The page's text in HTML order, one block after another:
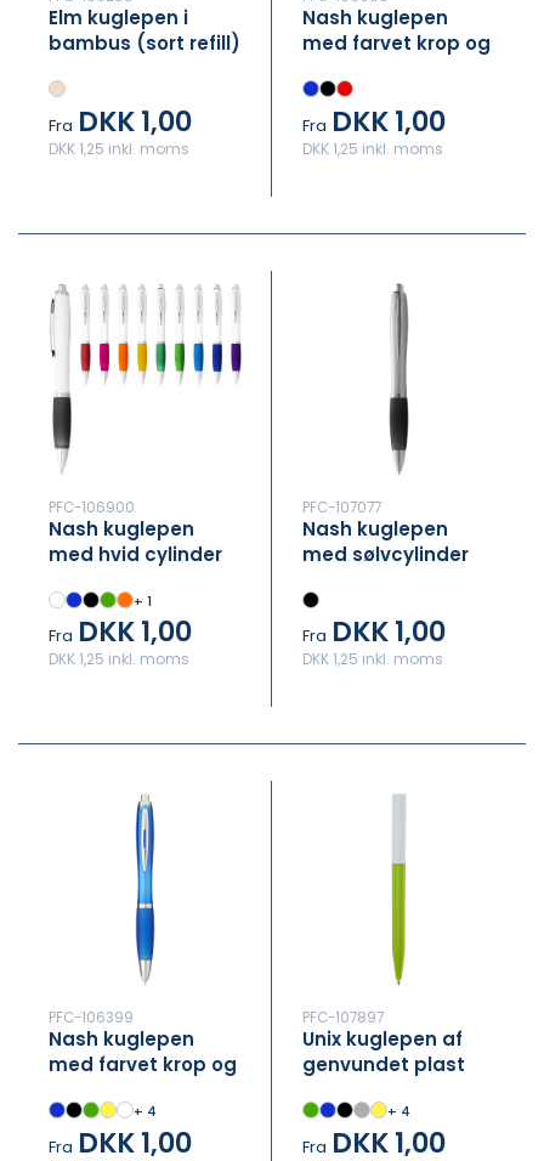
Elm kuglepen i
bambus (sort refill)
Fra DKK 1,00
DKK 1,25 inkl. moms
Nash kuglepen
med farvet krop og
refill)
Fra DKK 1,00
DKK 1,25 inkl. moms
PFC-106900
Nash kuglepen
med hvid cylinder
refill)
+ 1
Fra DKK 1,00
DKK 1,25 inkl. moms
PFC-107077
Nash kuglepen
med sølvcylinder
refill)
Fra DKK 1,00
DKK 1,25 inkl. moms
PFC-106399
Nash kuglepen
med farvet krop og
refill)
+ 4
Fra DKK 1,00
PFC-107897
Unix kuglepen af
genvundet plast
+ 4
Fra DKK 1,00